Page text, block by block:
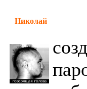
Николай